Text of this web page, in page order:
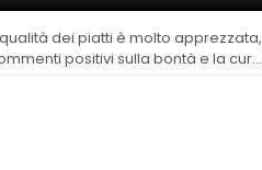
positivi sulla bontà e la cura